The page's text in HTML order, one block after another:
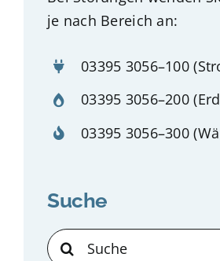
je nach Bereich an:
03395 3056–100
03395 3056–200
03395 3056–300
Suche
Suche